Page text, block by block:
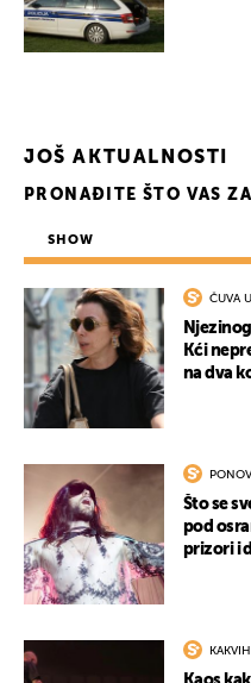
JOŠ AKTUALNOSTI
PRONAĐITE ŠTO VAS
SHOW
ČUVA
Kći
na dva
Što se
pod
prizori i